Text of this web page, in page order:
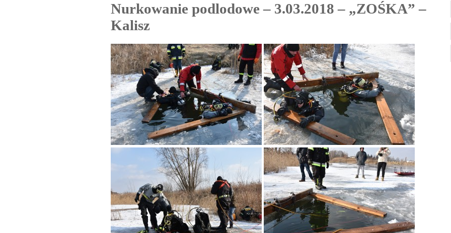
Nurkowanie podlodowe – 3.03.2018 – „ZOŚKA” –
Kalisz